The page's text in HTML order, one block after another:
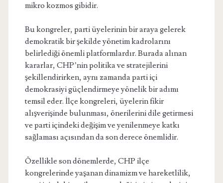
mikro kozmos gibidir.
Bu kongreler, parti üyelerinin bir araya gelerek
demokratik bir şekilde yönetim kadrolarını
belirlediği önemli platformlardır. Burada alınan
kararlar, CHP’nin politika ve stratejilerini
şekillendirirken, aynı zamanda parti içi
demokrasiyi güçlendirmeye yönelik bir adımı
temsil eder. İlçe kongreleri, üyelerin fikir
alışverişinde bulunması, önerilerini dile getirmesi
ve parti içindeki değişim ve yenilenmeye katkı
sağlaması açısından da son derece önemlidir.
Özellikle son dönemlerde, CHP ilçe
kongrelerinde yaşanan dinamizm ve hareketlilik,